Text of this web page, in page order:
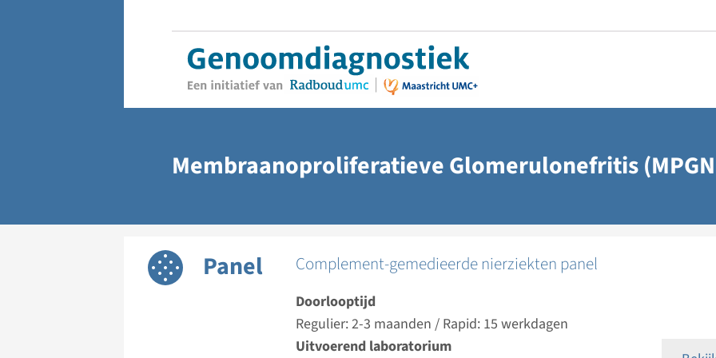
Membraanoproliferatieve Glomerulonefritis
Panel Complement-gemedieerde nierziekten panel
Doorlooptijd
Regulier: 2-3 maanden / Rapid: 15 werkdagen
Uitvoerend laboratorium